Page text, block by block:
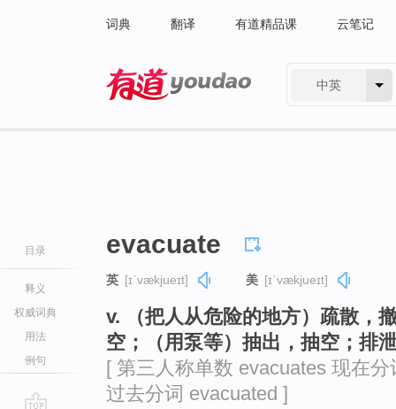
词典 翻译 有道精品课 云笔记
中英
目录
释义
权威词典
用法
例句
evacuate
英 [ɪˈvækjueɪt] 美 [ɪˈvækjueɪt]
v. （把人从危险的地方）疏散，
空；（用泵等）抽出，抽空；排
[ 第三人称单数 evacuates 现在
过去分词 evacuated ]